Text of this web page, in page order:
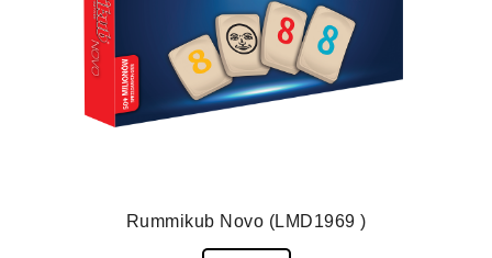
Rummikub Novo (LMD1969 )